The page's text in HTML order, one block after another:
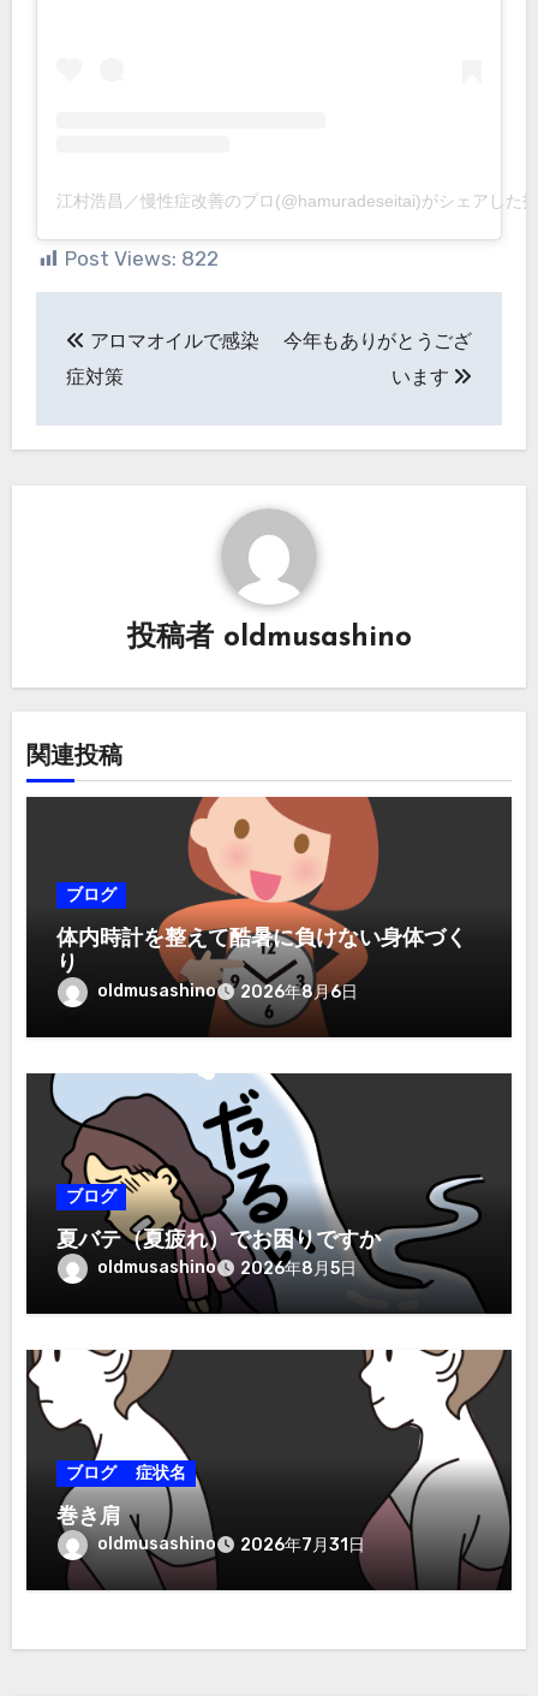
江村浩昌／慢性症改善のプロ(@hamuradeseitai)がシェアした
Post Views: 822
稿
ビ
アロマオイルで感染
症対策
今年もありがとうござ
います
投稿者 oldmusashino
関連投稿
ブログ
体内時計を整えて酷暑に負けない身体づく
り
oldmusashino 2026年8月6日
ブログ
夏バテ（夏疲れ）でお困りですか
oldmusashino 2026年8月5日
ブログ 症状名
巻き肩
oldmusashino 2026年7月31日